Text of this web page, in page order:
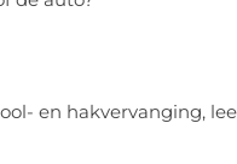
en hakvervanging,